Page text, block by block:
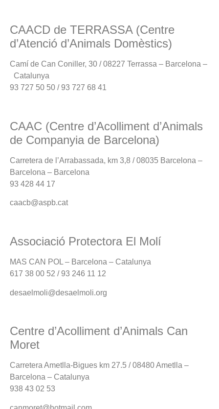
CAACD de TERRASSA (Centre
d’Atenció d’Animals Domèstics)
Camí de Can Coniller, 30 / 08227 Terrassa – Barcelona –
Catalunya
93 727 50 50 / 93 727 68 41
CAAC (Centre d’Acolliment d’Animals
de Companyia de Barcelona)
Carretera de l’Arrabassada, km 3,8 / 08035 Barcelona –
Barcelona – Barcelona
93 428 44 17
caacb@aspb.cat
Associació Protectora El Molí
MAS CAN POL – Barcelona – Catalunya
617 38 00 52 / 93 246 11 12
desaelmoli@desaelmoli.org
Centre d’Acolliment d’Animals Can
Moret
Carretera Ametlla-Bigues km 27.5 / 08480 Ametlla –
Barcelona – Catalunya
938 43 02 53